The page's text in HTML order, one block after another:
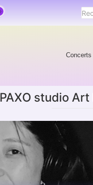
Concerts
PAXO studio